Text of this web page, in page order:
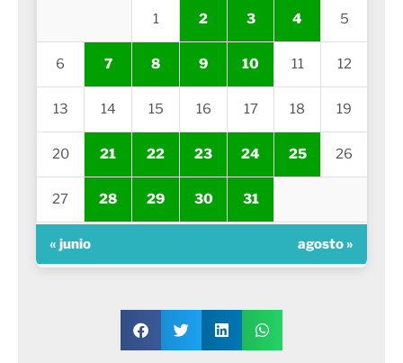
1 2 3 4 5
6 7 8 9 10 11 12
13 14 15 16 17 18 19
20 21 22 23 24 25 26
27 28 29 30 31
« junio agosto »